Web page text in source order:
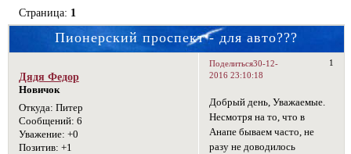
Пионерский проспект - для авто???
Страница: 1
Поделиться 1
30-12-
2016 23:10:18
Дядя Федор
Новичок
Откуда: Питер
Сообщений: 6
Уважение: +0
Позитив: +1
Добрый день, Уважаемые.
Несмотря на то, что в
Анапе бываем часто, не
разу не доводилось